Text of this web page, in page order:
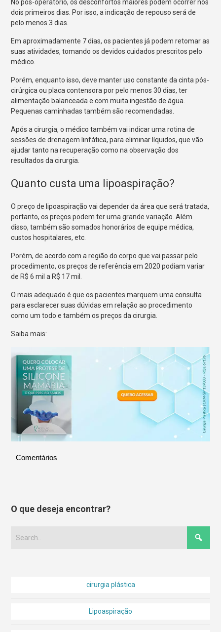
No pós-operatório, os desconfortos maiores podem ocorrer nos
dois primeiros dias. Por isso, a indicação de repouso será de
pelo menos 3 dias.
Em aproximadamente 7 dias, os pacientes já podem retomar as
suas atividades, tomando os devidos cuidados prescritos pelo
médico.
Porém, enquanto isso, deve manter uso constante da cinta pós-
cirúrgica ou placa contensora por pelo menos 30 dias, ter
alimentação balanceada e com muita ingestão de água.
Pequenas caminhadas também são recomendadas.
Após a cirurgia, o médico também vai indicar uma rotina de
sessões de drenagem linfática, para eliminar líquidos, que vão
ajudar tanto na recuperação como na observação dos
resultados da cirurgia.
Quanto custa uma lipoaspiração?
O preço de lipoaspiração vai depender da área que será tratada,
portanto, os preços podem ter uma grande variação. Além
disso, também são somados honorários de equipe médica,
custos hospitalares, etc.
Porém, de acordo com a região do corpo que vai passar pelo
procedimento, os preços de referência em 2020 podiam variar
de R$ 6 mil a R$ 17 mil.
O mais adequado é que os pacientes marquem uma consulta
para esclarecer suas dúvidas em relação ao procedimento
como um todo e também os preços da cirurgia.
Saiba mais:
Comentários
O que deseja encontrar?
cirurgia plástica
Lipoaspiração